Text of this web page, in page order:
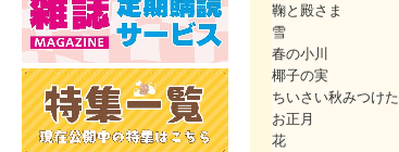
鞠と殿さま
雪
春の小川
椰子の実
ちいさい秋みつけた
お正月
花